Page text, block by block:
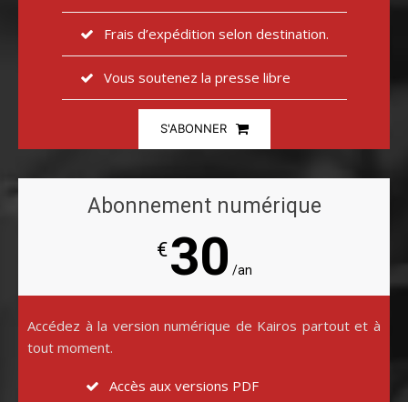
Frais d’expédition selon destination.
Vous soutenez la presse libre
S'ABONNER
Abonnement numérique
€30 /an
Accédez à la version numérique de Kairos partout et à
tout moment.
Accès aux versions PDF